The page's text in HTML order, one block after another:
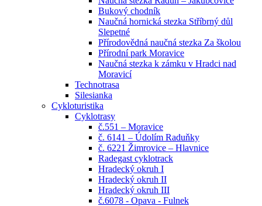
Bukový chodník
Naučná hornická stezka Stříbrný důl
Slepetné
Přírodovědná naučná stezka Za školou
Přírodní park Moravice
Naučná stezka k zámku v Hradci nad
Moravicí
Technotrasa
Silesianka
Cykloturistika
Cyklotrasy
č.551 – Moravice
č. 6141 – Údolím Raduňky
č. 6221 Žimrovice – Hlavnice
Radegast cyklotrack
Hradecký okruh I
Hradecký okruh II
Hradecký okruh III
č.6078 - Opava - Fulnek